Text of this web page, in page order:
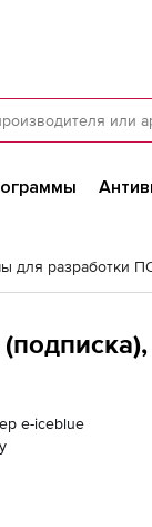
для разработки
e-iceblue